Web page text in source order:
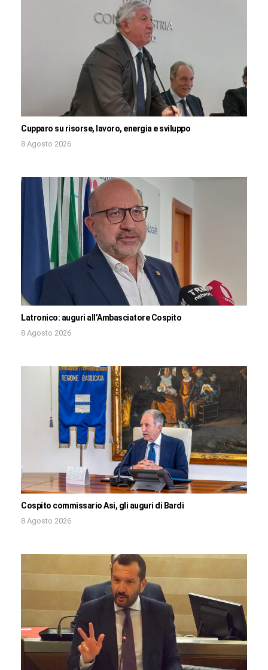
Cupparo su risorse, lavoro, energia e sviluppo
8 Agosto 2026
Latronico: auguri all’Ambasciatore Cospito
8 Agosto 2026
Cospito commissario Asi, gli auguri di Bardi
8 Agosto 2026